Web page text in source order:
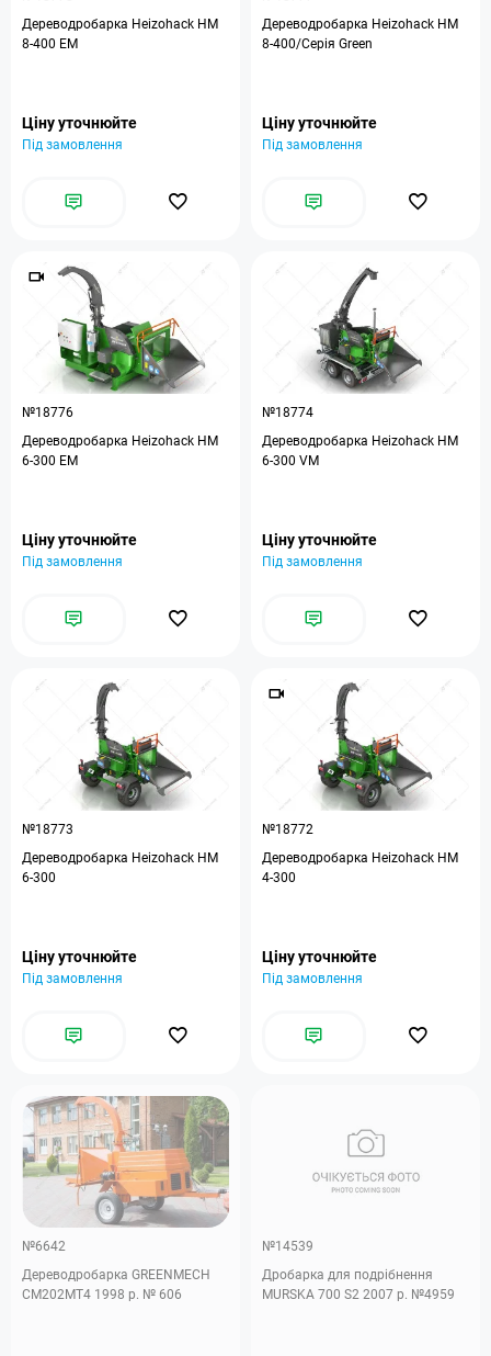
Дереводробарка Heizohack HM
8-400 EM
Ціну уточнюйте
Під замовлення
Дереводробарка Heizohack HM
8-400/Серія Green
Ціну уточнюйте
Під замовлення
№18776
Дереводробарка Heizohack HM
6-300 EM
Ціну уточнюйте
Під замовлення
№18774
Дереводробарка Heizohack HM
6-300 VM
Ціну уточнюйте
Під замовлення
№18773
Дереводробарка Heizohack HM
6-300
Ціну уточнюйте
Під замовлення
№18772
Дереводробарка Heizohack HM
4-300
Ціну уточнюйте
Під замовлення
№6642
Дереводробарка GREENMECH
CM202MT4 1998 р. № 606
№14539
Дробарка для подрібнення
MURSKA 700 S2 2007 р. №4959